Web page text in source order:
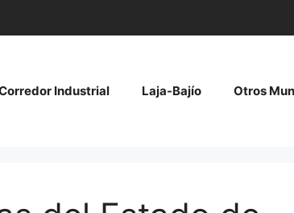
Industrial Laja-Bajío Otros